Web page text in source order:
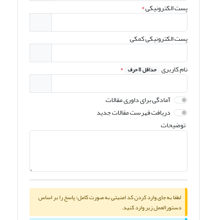
پست الکترونیکی*
پست الکترونیکی کمکی
نام کاربری حداقل 8 حرف *
آمادگی برای داوری مقالات
دریافت فهرست مقالات جدید
توضیحات
لطفا به جای وارد کردن کد امنیتی به صورت کامل؛ پاسخ را بر اساس
دستورالعمل زیر وارد کنید.